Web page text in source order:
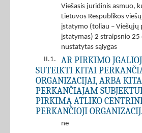
Viešasis juridinis asmuo,
Lietuvos Respublikos
įstatymo (toliau – Viešųjų
įstatymas) 2 straipsnio 25
nustatytas sąlygas
II.1.
AR PIRKIMO
SUTEIKTI KITAI
ORGANIZACIJAI, ARBA
PERKANČIAJAM
PIRKIMĄ ATLIKO
PERKANČIOJI
ne